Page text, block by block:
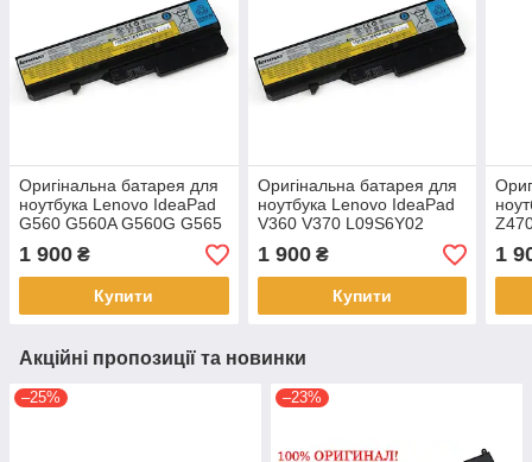
Оригінальна батарея для
ноутбука Lenovo IdeaPad
G560 G560A G560G G565
G565A L09S6Y02
1 900 ₴
Купити
Оригінальна батарея для
ноутбука Lenovo IdeaPad
V360 V370 L09S6Y02
1 900₴
Купити
1
Акційні пропозиції та новинки
–25% –23%